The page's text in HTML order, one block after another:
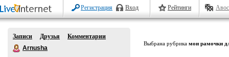
Регистрация Вход Рейтинги
Записи Друзья
Комментарии
Arnusha
Выбрана рубрика мои рамочки